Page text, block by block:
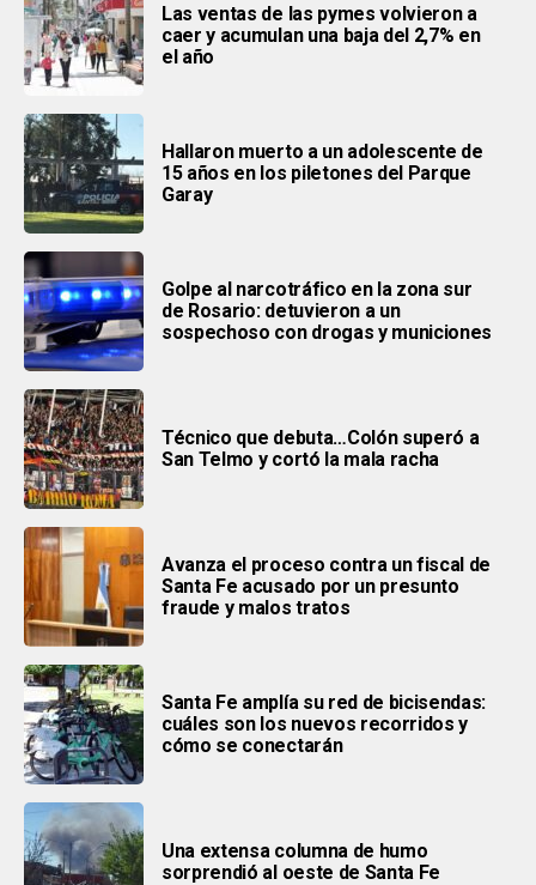
Las ventas de las pymes volvieron a
caer y acumulan una baja del 2,7% en
el año
Hallaron muerto a un adolescente de
15 años en los piletones del Parque
Garay
Golpe al narcotráfico en la zona sur
de Rosario: detuvieron a un
sospechoso con drogas y municiones
Técnico que debuta…Colón superó a
San Telmo y cortó la mala racha
Avanza el proceso contra un fiscal de
Santa Fe acusado por un presunto
fraude y malos tratos
Santa Fe amplía su red de bicisendas:
cuáles son los nuevos recorridos y
cómo se conectarán
Una extensa columna de humo
sorprendió al oeste de Santa Fe